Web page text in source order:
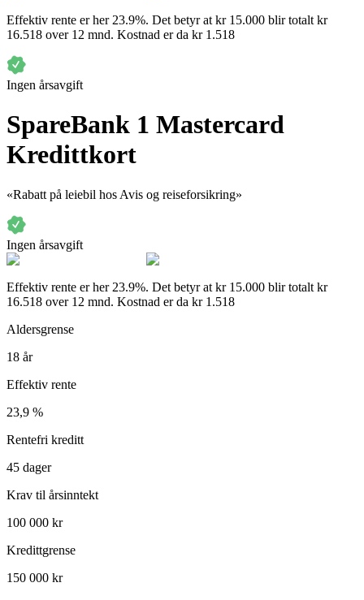
Effektiv rente er her 23.9%. Det betyr at kr 15.000 blir totalt kr
16.518 over 12 mnd. Kostnad er da kr 1.518
Ingen årsavgift
SpareBank 1 Mastercard
Kredittkort
«Rabatt på leiebil hos Avis og reiseforsikring»
Ingen årsavgift
Effektiv rente er her 23.9%. Det betyr at kr 15.000 blir totalt kr
16.518 over 12 mnd. Kostnad er da kr 1.518
Aldersgrense
18 år
Effektiv rente
23,9 %
Rentefri kreditt
45 dager
Krav til årsinntekt
100 000 kr
Kredittgrense
150 000 kr